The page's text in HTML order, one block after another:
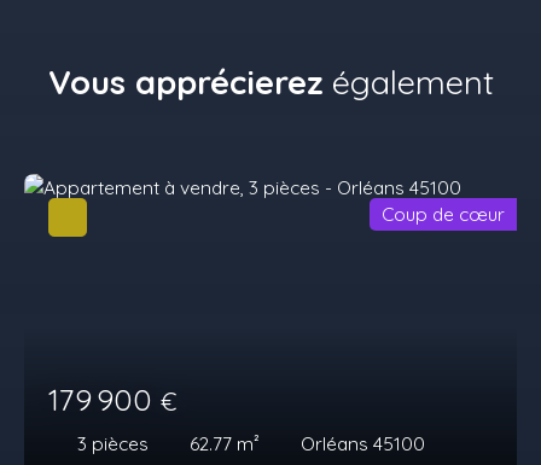
Vous apprécierez également
179 900 €
3 pièces 62.77 m² Orléans 45100
Coup de cœur